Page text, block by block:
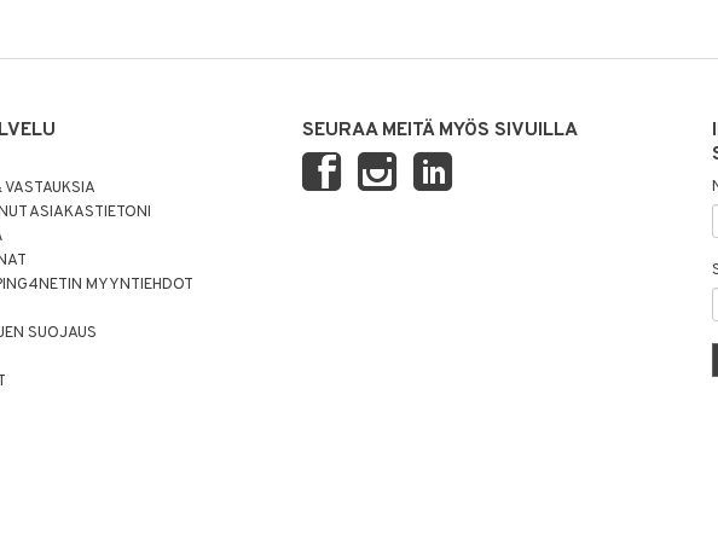
ASIAKASTIETONI
MYYNTIEHDOT
SUOJAUS
SEURAA MEITÄ MYÖS SIVUILLA